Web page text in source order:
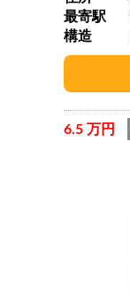
最寄駅
構造
6.5 万円